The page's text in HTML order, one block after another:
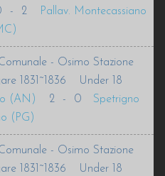
- 2
Pallav. Montecassiano
- Osimo Stazione
1831~1836
Under 18
(AN)
2 - 0
Spetrigno
(PG)
- Osimo Stazione
1831~1836
Under 18